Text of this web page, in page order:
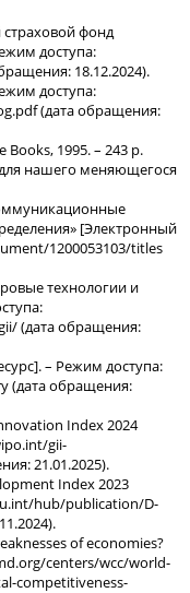
страховой фонд
доступа:
18.12.2024).
доступа:
(дата обращения:
Books, 1995. – 243 p.
нашего меняющегося
[Электронный
1200053103/titles
технологии и
(дата обращения:
– Режим доступа:
(дата обращения:
Index 2024
gii-
21.01.2025).
Index 2023
hub/publication/D-
of economies?
centers/wcc/world-
competitiveness-